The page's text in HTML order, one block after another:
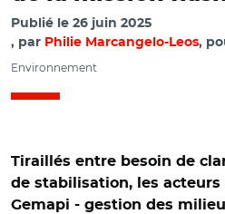
Publié le 26 juin 2025
par Philie Marcangelo-Leos,
Environnement
Tiraillés entre besoin de
de stabilisation, les acteurs
Gemapi - gestion des